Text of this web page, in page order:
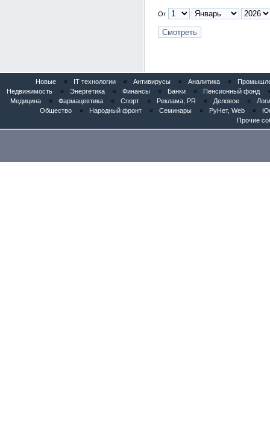
От
Новые « IT технологии « Антивирусы « Аналитика «
Недвижимость
« Энергетика « Финансы « Банки « Пенсионный фонд
Медицина
« Фармацевтика « Спорт « Реклама, PR « Деловое «
Общество
« Народный фронт « Семинары « РуНет, Web «
Прочие